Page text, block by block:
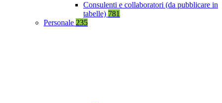
Consulenti e collaboratori (da pubblicare in
tabelle) 781
Personale 235